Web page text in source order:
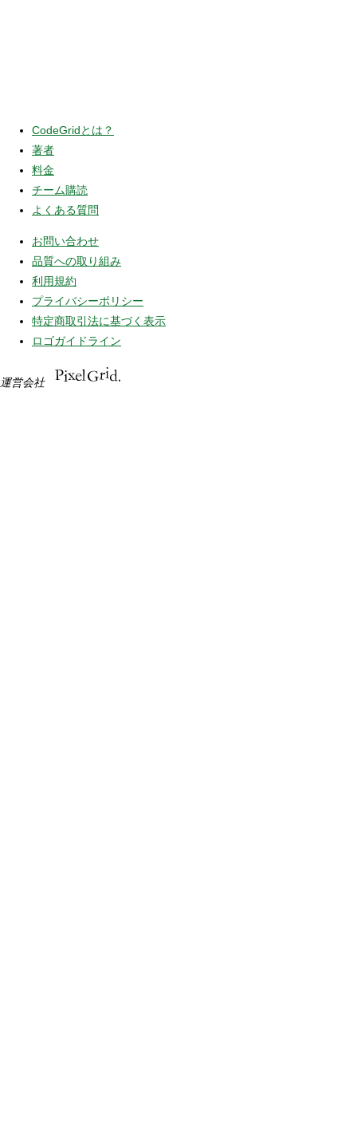
CodeGridとは？
著者
料金
チーム購読
よくある質問
お問い合わせ
品質への取り組み
利用規約
プライバシーポリシー
特定商取引法に基づく表示
ロゴガイドライン
運営会社